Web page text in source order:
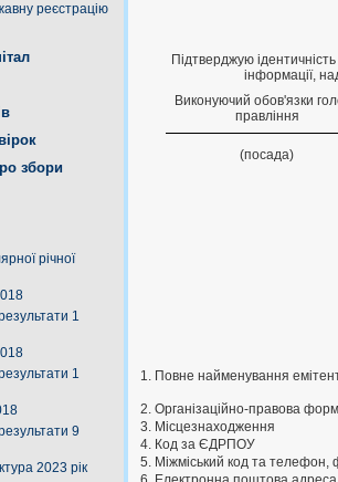
реєстрацію
збори
річної
1
1
9
2023 рік
Підтверджую
інформації,
Виконуючий обов'язки
правлiння
(посада)
1. Повне найменування
2. Організаційно-правова
3. Місцезнаходження
4. Код за ЄДРПОУ
5. Міжміський код та телефон,